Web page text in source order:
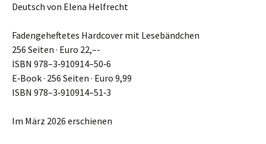
Deutsch von Elena Helfrecht
Fadengeheftetes Hardcover mit Lesebändchen
256 Seiten · Euro 22,–-
ISBN 978–3‑910914–50‑6
E‑Book · 256 Seiten · Euro 9,99
ISBN 978–3‑910914–51‑3
Im März 2026 erschie­nen